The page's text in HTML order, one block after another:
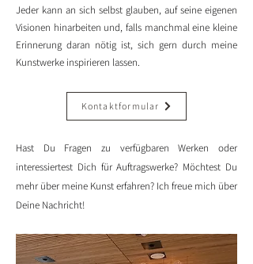
Jeder kann an sich selbst glauben, auf seine eigenen
Visionen hinarbeiten und, falls manchmal eine kleine
Erinnerung daran nötig ist, sich gern durch meine
Kunstwerke inspirieren lassen.
Kontaktformular
Hast Du Fragen zu verfügbaren Werken oder
interessiertest Dich für Auftragswerke? Möchtest Du
mehr über meine Kunst erfahren? Ich freue mich über
Deine Nachricht!